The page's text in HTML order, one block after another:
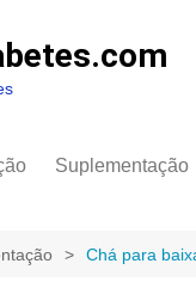
Suplementação
Chá para